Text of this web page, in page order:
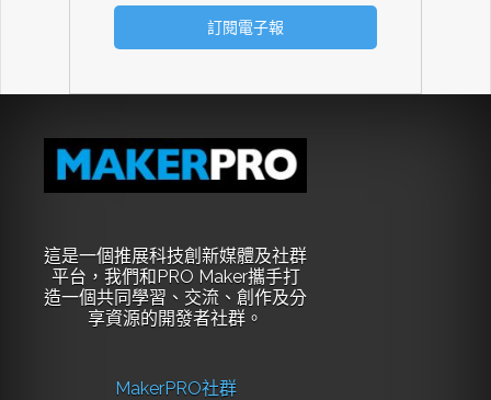
這是一個推展科技創新媒體及社群
平台，我們和PRO Maker攜手打
造一個共同學習、交流、創作及分
享資源的開發者社群。
MakerPRO社群